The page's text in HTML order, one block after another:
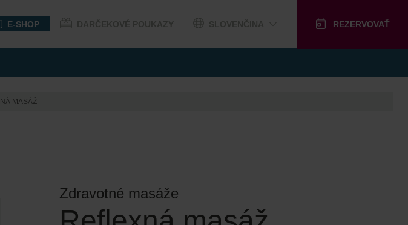
E-SHOP REZERVOVAŤ
MASÁŽ
Zdravotné masáže